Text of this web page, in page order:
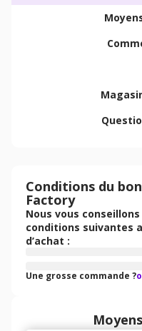
Conditions du
Factory
Nous vous
conditions suivantes
d’achat :
Une grosse commande ?